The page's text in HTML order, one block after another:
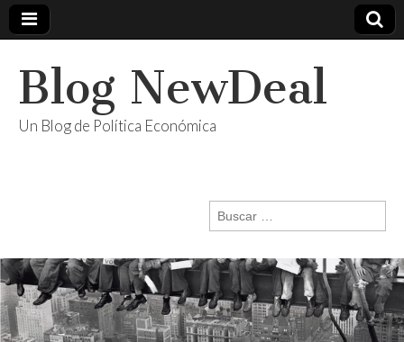
Blog NewDeal
Un Blog de Política Económica
Buscar: